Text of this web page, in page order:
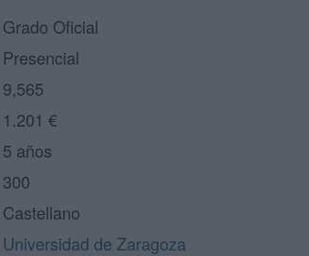
Grado Oficial
Presencial
9,565
1.201 €
5 años
300
Castellano
Universidad de Zaragoza